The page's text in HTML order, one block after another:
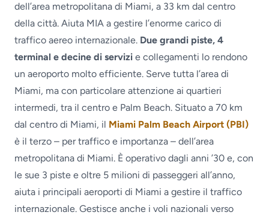
dell’area metropolitana di Miami, a 33 km dal centro
della città. Aiuta MIA a gestire l’enorme carico di
traffico aereo internazionale. Due grandi piste, 4
terminal e decine di servizi e collegamenti lo rendono
un aeroporto molto efficiente. Serve tutta l’area di
Miami, ma con particolare attenzione ai quartieri
intermedi, tra il centro e Palm Beach. Situato a 70 km
dal centro di Miami, il Miami Palm Beach Airport (PBI)
è il terzo – per traffico e importanza – dell’area
metropolitana di Miami. È operativo dagli anni ’30 e, con
le sue 3 piste e oltre 5 milioni di passeggeri all’anno,
aiuta i principali aeroporti di Miami a gestire il traffico
internazionale. Gestisce anche i voli nazionali verso